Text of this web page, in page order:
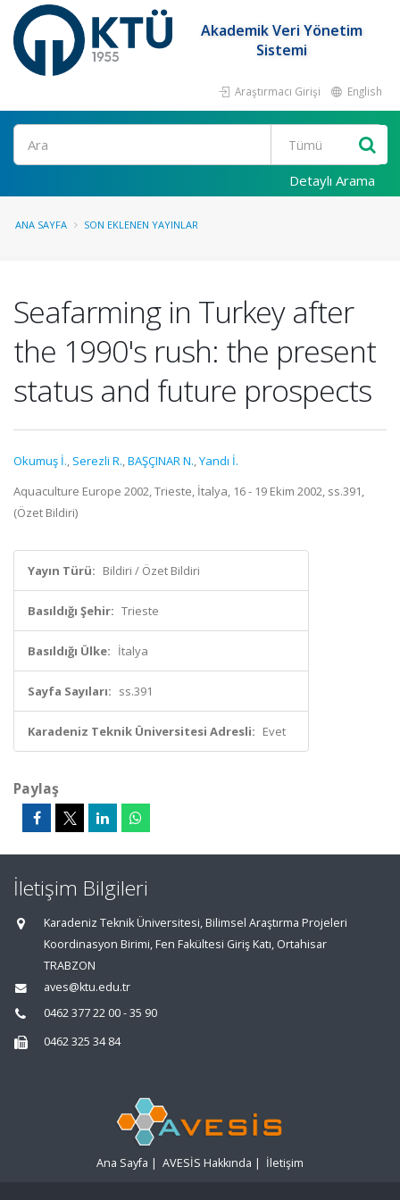
Akademik Veri Yönetim
Sistemi
Araştırmacı Girişi English
Ara
Detaylı Arama
ANA SAYFA SON EKLENEN YAYINLAR
Seafarming in Turkey after
the 1990's rush: the present
status and future prospects
Okumuş İ., Serezli R.,BAŞÇINAR N.,Yandı İ.
Aquaculture Europe 2002, Trieste, İtalya, 16 - 19 Ekim 2002, ss.391,
(Özet Bildiri)
Yayın Türü: Bildiri / Özet Bildiri
Basıldığı Şehir: Trieste
Basıldığı Ülke: İtalya
Sayfa Sayıları: ss.391
Karadeniz Teknik Üniversitesi Adresli: Evet
Paylaş
İletişim Bilgileri
Karadeniz Teknik Üniversitesi, Bilimsel Araştırma Projeleri
Koordinasyon Birimi, Fen Fakültesi Giriş Katı, Ortahisar
TRABZON
aves@ktu.edu.tr
0462 377 22 00 - 35 90
0462 325 34 84
Ana Sayfa | AVESİS Hakkında | İletişim